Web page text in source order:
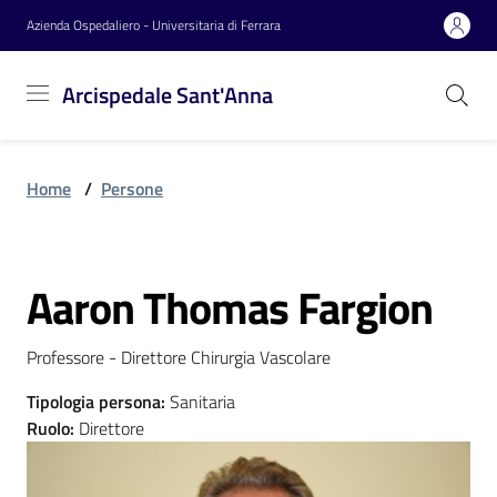
Vai al contenuto
Vai alla navigazione
Vai al footer
Azienda Ospedaliero - Universitaria di Ferrara
Arcispedale Sant'Anna
Sant'Anna
Azienda
Servizi
Home / Persone
Salta al contenuto
Aaron Thomas Fargion
Professore - Direttore Chirurgia Vascolare
Tipologia persona: Sanitaria
Ruolo: Direttore